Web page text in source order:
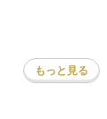
秋会の病院に
走して日本に
いうか臓器売
かかって，中
もっと見る